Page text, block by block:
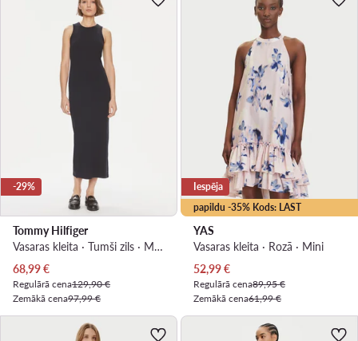
-29%
Tommy Hilfiger
Vasaras kleita · Tumši zils · Midi
Pašreizējā cena
68,99€
Regulārā cena129,90 €
Zemākā cena97,99 €
papildu -35% Kods: LAST
Iespēja
YAS
Vasaras kleita · Rozā · Mini
Pašreizējā cena
52,99€
Regulārā cena89,95 €
Zemākā cena61,99 €